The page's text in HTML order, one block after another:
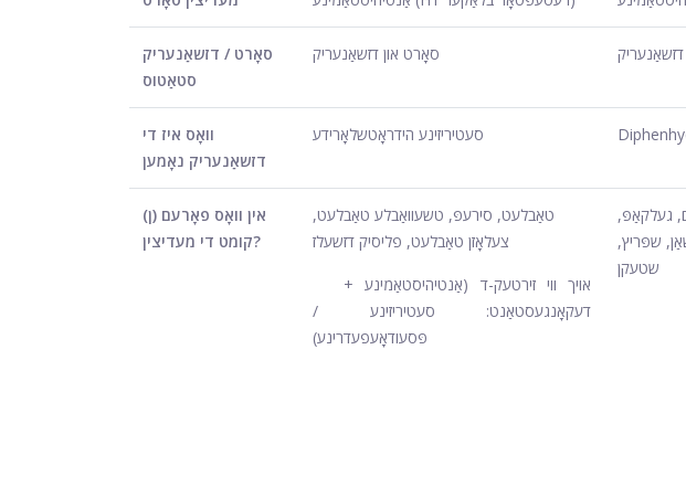
סאָרט / דזשאַנעריק
סטאַטוס
סאָרט און דזשאַנעריק
וואָס איז די
דזשאַנעריק נאָמען
סעטיריזינע הידראָטשלאָרידע
אין וואָס פאָרעם (ן)
קומט די מעדיצין?
טאַבלעט, סירעפּ, טשעוואַבלע טאַבלעט,
צעלאָזן טאַבלעט, פליסיק דזשעלז
אויך ווי זירטעק-ד (אַנטיהיסטאַמינע +
דעקאָנגעסטאַנט: סעטיריזינע /
פּסעודאָעפעדרינע)
געלקאַפּ,
שפּריץ,
שטעקן